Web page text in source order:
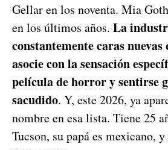
Gellar en los noventa. Mia
en los últimos años. La
constantemente caras
asocie con la sensación
película de horror y sentirse
sacudido. Y, este 2026, ya
nombre en esa lista. Tiene 25
Tucson, su papá es mexicano,